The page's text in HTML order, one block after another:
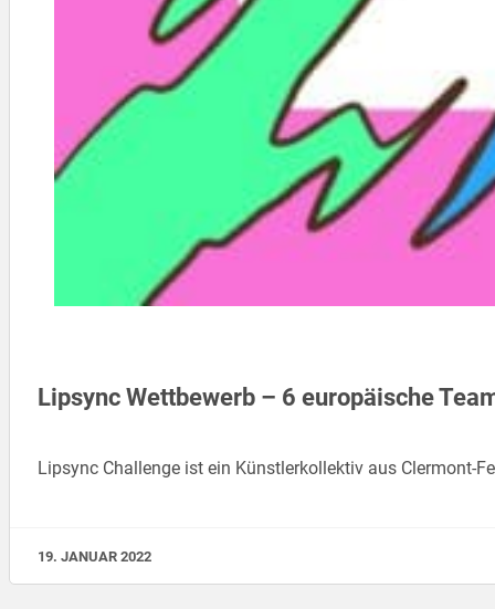
Lipsync Wettbewerb – 6 europäische
Lipsync Challenge ist ein Künstlerkollektiv aus Clermont-
19. JANUAR 2022